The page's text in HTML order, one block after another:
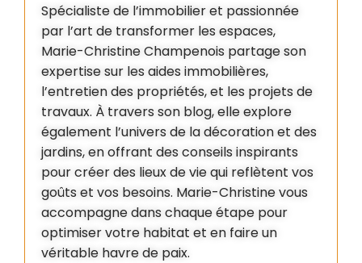
Spécialiste de l’immobilier et passionnée
par l’art de transformer les espaces,
Marie-Christine Champenois partage son
expertise sur les aides immobilières,
l’entretien des propriétés, et les projets de
travaux. À travers son blog, elle explore
également l’univers de la décoration et des
jardins, en offrant des conseils inspirants
pour créer des lieux de vie qui reflètent vos
goûts et vos besoins. Marie-Christine vous
accompagne dans chaque étape pour
optimiser votre habitat et en faire un
véritable havre de paix.